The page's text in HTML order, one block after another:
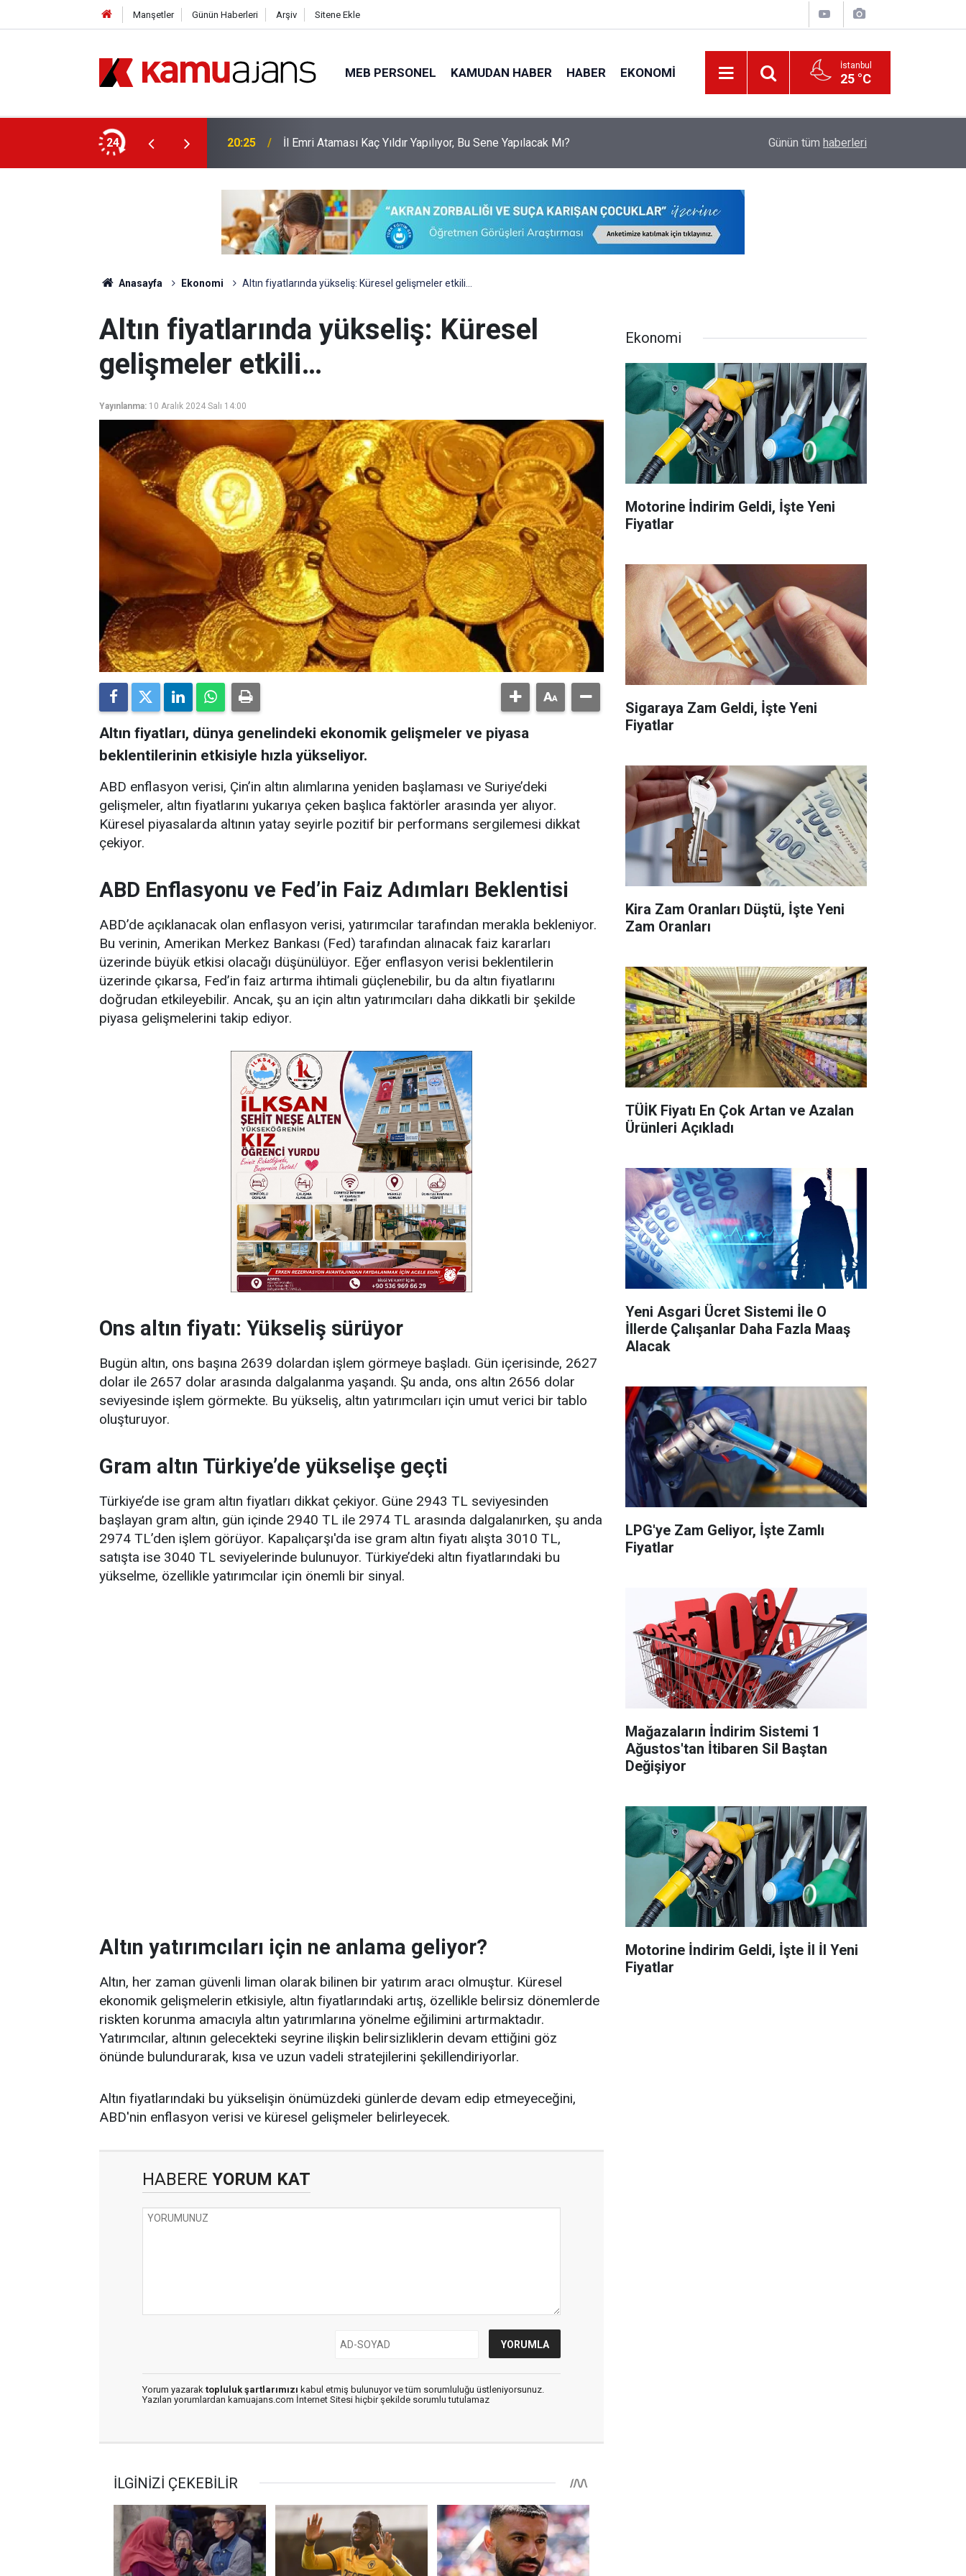
Manşetler Günün Haberleri Arşiv Sitene Ekle
MEB PERSONEL KAMUDAN HABER HABER EKONOMI İstanbul
25 °C
24 20:25 İl Emri Ataması Kaç Yıldır Yapılıyor, Bu Sene Yapılacak Mı? O Öğretmenlerin Yaz Tatili 17 Ağustos'ta Sona
Günün tüm haberleri
Anasayfa Ekonomi Altın fiyatlarında yükseliş: Küresel gelişmeler etkili…
Altın fiyatlarında yükseliş: Küresel
gelişmeler etkili…
Yayınlanma: 10 Aralık 2024 Salı 14:00
Altın fiyatları, dünya genelindeki ekonomik gelişmeler ve piyasa
beklentilerinin etkisiyle hızla yükseliyor.
ABD enflasyon verisi, Çin’in altın alımlarına yeniden başlaması ve Suriye’deki
gelişmeler, altın fiyatlarını yukarıya çeken başlıca faktörler arasında yer alıyor.
Küresel piyasalarda altının yatay seyirle pozitif bir performans sergilemesi dikkat
çekiyor.
ABD Enflasyonu ve Fed’in Faiz Adımları Beklentisi
ABD’de açıklanacak olan enflasyon verisi, yatırımcılar tarafından merakla bekleniyor.
Bu verinin, Amerikan Merkez Bankası (Fed) tarafından alınacak faiz kararları
üzerinde büyük etkisi olacağı düşünülüyor. Eğer enflasyon verisi beklentilerin
üzerinde çıkarsa, Fed’in faiz artırma ihtimali güçlenebilir, bu da altın fiyatlarını
doğrudan etkileyebilir. Ancak, şu an için altın yatırımcıları daha dikkatli bir şekilde
piyasa gelişmelerini takip ediyor.
Ons altın fiyatı: Yükseliş sürüyor
Bugün altın, ons başına 2639 dolardan işlem görmeye başladı. Gün içerisinde, 2627
dolar ile 2657 dolar arasında dalgalanma yaşandı. Şu anda, ons altın 2656 dolar
seviyesinde işlem görmekte. Bu yükseliş, altın yatırımcıları için umut verici bir tablo
oluşturuyor.
Gram altın Türkiye’de yükselişe geçti
Türkiye’de ise gram altın fiyatları dikkat çekiyor. Güne 2943 TL seviyesinden
başlayan gram altın, gün içinde 2940 TL ile 2974 TL arasında dalgalanırken, şu anda
2974 TL’den işlem görüyor. Kapalıçarşı'da ise gram altın fiyatı alışta 3010 TL,
satışta ise 3040 TL seviyelerinde bulunuyor. Türkiye’deki altın fiyatlarındaki bu
yükselme, özellikle yatırımcılar için önemli bir sinyal.
Altın yatırımcıları için ne anlama geliyor?
Altın, her zaman güvenli liman olarak bilinen bir yatırım aracı olmuştur. Küresel
ekonomik gelişmelerin etkisiyle, altın fiyatlarındaki artış, özellikle belirsiz dönemlerde
riskten korunma amacıyla altın yatırımlarına yönelme eğilimini artırmaktadır.
Yatırımcılar, altının gelecekteki seyrine ilişkin belirsizliklerin devam ettiğini göz
önünde bulundurarak, kısa ve uzun vadeli stratejilerini şekillendiriyorlar.
Altın fiyatlarındaki bu yükselişin önümüzdeki günlerde devam edip etmeyeceğini,
ABD'nin enflasyon verisi ve küresel gelişmeler belirleyecek.
HABERE YORUM KAT
Yorum yazarak topluluk şartlarımızı kabul etmiş bulunuyor ve tüm sorumluluğu üstleniyorsunuz.
Yazılan yorumlardan kamuajans.com İnternet Sitesi hiçbir şekilde sorumlu tutulamaz
Ekonomi
Motorine İndirim Geldi, İşte Yeni
Fiyatlar
Sigaraya Zam Geldi, İşte Yeni
Fiyatlar
Kira Zam Oranları Düştü, İşte Yeni
Zam Oranları
TÜİK Fiyatı En Çok Artan ve Azalan
Ürünleri Açıkladı
Yeni Asgari Ücret Sistemi İle O
İllerde Çalışanlar Daha Fazla Maaş
Alacak
LPG'ye Zam Geliyor, İşte Zamlı
Fiyatlar
Mağazaların İndirim Sistemi 1
Ağustos'tan İtibaren Sil Baştan
Değişiyor
Motorine İndirim Geldi, İşte İl İl Yeni
Fiyatlar